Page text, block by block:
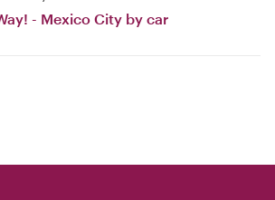
- Mexico City by car